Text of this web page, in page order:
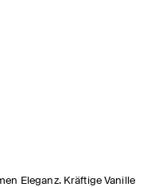
Eleganz. Kräftige Vanille